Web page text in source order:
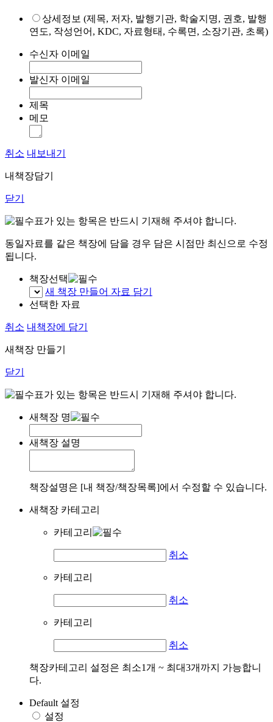
상세정보 (제목, 저자, 발행기관, 학술지명, 권호, 발행
연도, 작성언어, KDC, 자료형태, 수록면, 소장기관, 초록)
수신자 이메일
발신자 이메일
제목
메모
취소 내보내기
내책장담기
닫기
표가 있는 항목은 반드시 기재해 주셔야 합니다.
동일자료를 같은 책장에 담을 경우 담은 시점만 최신으로 수정
됩니다.
책장선택
새 책장 만들어 자료 담기
선택한 자료
취소 내책장에 담기
새책장 만들기
닫기
표가 있는 항목은 반드시 기재해 주셔야 합니다.
새책장 명
새책장 설명
책장설명은 [내 책장/책장목록]에서 수정할 수 있습니다.
새책장 카테고리
카테고리
취소
카테고리
취소
카테고리
취소
책장카테고리 설정은 최소1개 ~ 최대3개까지 가능합니
다.
Default 설정
설정